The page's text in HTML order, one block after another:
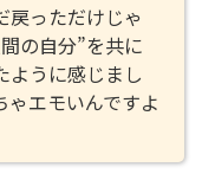
戻っただけじゃ
の自分”を共に
ように感じまし
ゃエモいんですよ